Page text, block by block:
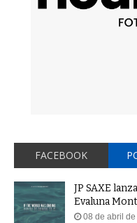
FACEBOOK
JP SAXE
Evaluna
08 de abril de